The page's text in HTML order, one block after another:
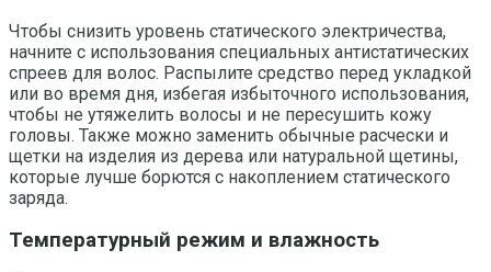
Чтобы снизить уровень статического электричества,
начните с использования специальных антистатических
спреев для волос. Распылите средство перед укладкой
или во время дня, избегая избыточного использования,
чтобы не утяжелить волосы и не пересушить кожу
головы. Также можно заменить обычные расчески и
щетки на изделия из дерева или натуральной щетины,
которые лучше борются с накоплением статического
заряда.
Температурный режим и влажность